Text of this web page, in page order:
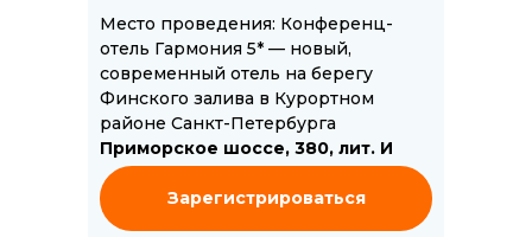
Место проведения: Конференц-
отель Гармония 5* — новый,
современный отель на берегу
Финского залива в Курортном
районе Санкт-Петербурга
Приморское шоссе, 380, лит. И
Зарегистрироваться